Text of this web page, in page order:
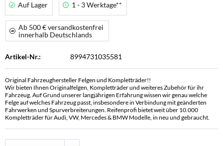
Auf Lager 1 - 3 Werktage**
Ab 500 € versandkostenfrei
innerhalb Deutschlands
Artikel-Nr.: 8994731035581
Original Fahrzeughersteller Felgen und Kompletträder!!
Wir bieten Ihnen Originalfelgen, Kompletträder und weiteres Zubehör für ihr
Fahrzeug. Auf Grund unserer langjährigen Erfahrung wissen wir genau welche
Felge auf welches Fahrzeug passt, insbesondere in Verbindung mit geänderten
Fahrwerken und Spurverbreiterungen. Reifenprofi bietet weit über 10.000
Kompletträder für Audi, VW, Mercedes & BMW Modelle, in neu und gebraucht.